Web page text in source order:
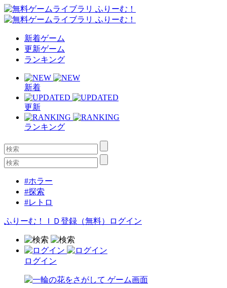
新着ゲーム
更新ゲーム
ランキング
新着
更新
ランキング
#ホラー
#探索
#レトロ
ふりーむ！ＩＤ登録（無料） ログイン
ログイン